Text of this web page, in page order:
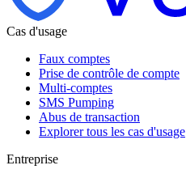
Cas d'usage
Faux comptes
Prise de contrôle de compte
Multi-comptes
SMS Pumping
Abus de transaction
Explorer tous les cas d'usage
Entreprise